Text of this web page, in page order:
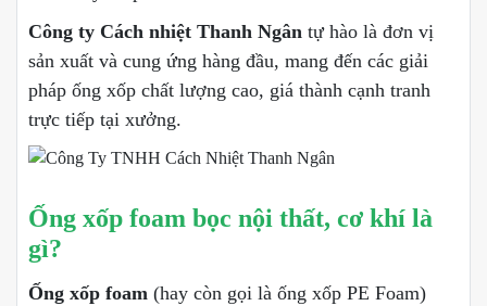
Công ty Cách nhiệt Thanh Ngân tự hào là đơn vị
sản xuất và cung ứng hàng đầu, mang đến các giải
pháp ống xốp chất lượng cao, giá thành cạnh tranh
trực tiếp tại xưởng.
Ống xốp foam bọc nội thất, cơ khí là
gì?
Ống xốp foam (hay còn gọi là ống xốp PE Foam)